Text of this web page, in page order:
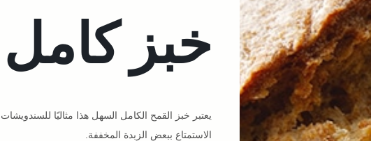
خبز كامل
يعتبر خبز القمح الكامل السهل هذا مثاليًا
الاستمتاع ببعض الزبدة المخففة.